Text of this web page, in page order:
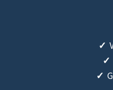
✓
✓
✓